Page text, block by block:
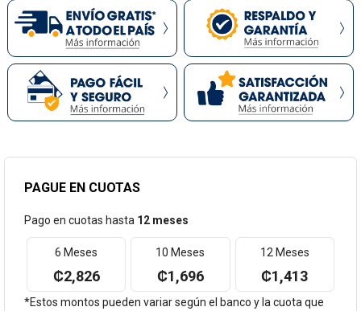
PAGUE EN CUOTAS
Pago en cuotas hasta 12 meses
6 Meses
₡2,826
10 Meses
₡1,696
12 Meses
₡1,413
*Estos montos pueden variar según el banco y la cuota que